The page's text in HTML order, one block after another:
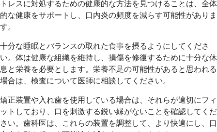
トレスに対処するための健康的な方法を見つけることは、全体
的な健康をサポートし、口内炎の頻度を減らす可能性がありま
す。
十分な睡眠とバランスの取れた食事を摂るようにしてくださ
い。体は健康な組織を維持し、損傷を修復するために十分な休
息と栄養を必要とします。栄養不足の可能性があると思われる
場合は、検査について医師に相談してください。
矯正装置や入れ歯を使用している場合は、それらが適切にフィ
ットしており、口を刺激する鋭い縁がないことを確認してくだ
さい。歯科医は、これらの装置を調整して、より快適にし、口